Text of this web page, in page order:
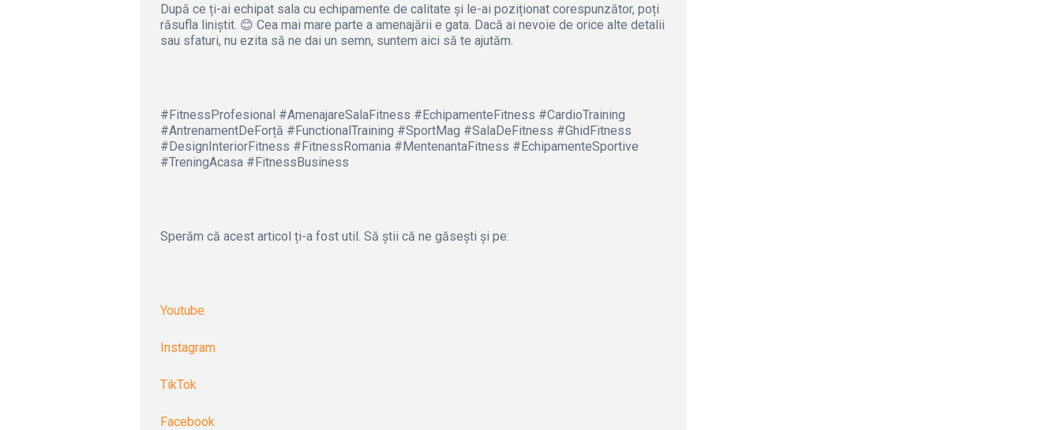
După ce ți-ai echipat sala cu echipamente de calitate și le-ai poziționat corespunzător, poți
răsufla liniștit. 😊 Cea mai mare parte a amenajării e gata. Dacă ai nevoie de orice alte detalii
sau sfaturi, nu ezita să ne dai un semn, suntem aici să te ajutăm.
#FitnessProfesional #AmenajareSalaFitness #EchipamenteFitness #CardioTraining
#AntrenamentDeForță #FunctionalTraining #SportMag #SalaDeFitness #GhidFitness
#DesignInteriorFitness #FitnessRomania #MentenantaFitness #EchipamenteSportive
#TreningAcasa #FitnessBusiness
Sperăm că acest articol ți-a fost util. Să știi că ne găsești și pe:
Youtube
Instagram
TikTok
Facebook